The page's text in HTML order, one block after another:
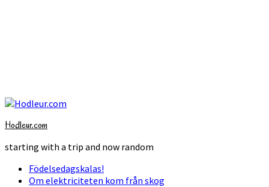
Skip
content
Hodleur.com
starting with a trip and now random
Primary
Menu
Födelsedagskalas!
Om elektriciteten kom från skog